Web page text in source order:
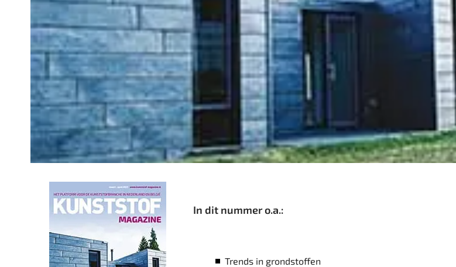
In dit nummer o.a.:
Trends in grondstoffen